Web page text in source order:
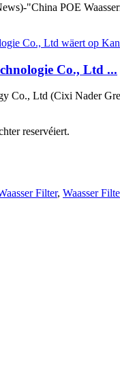
"China POE
Co., Ltd ...
Co., Ltd (Cixi Nader
reservéiert.
Filter, Waasser